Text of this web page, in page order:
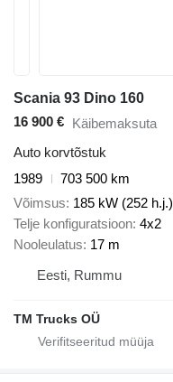
Scania 93 Dino 160
16 900 € Käibemaksuta
Auto korvtõstuk
1989
703 500 km
Võimsus 185 kW (252 h.j.)
Telje konfiguratsioon 4x2
Nooleulatus 17 m
Eesti, Rummu
TM Trucks OÜ